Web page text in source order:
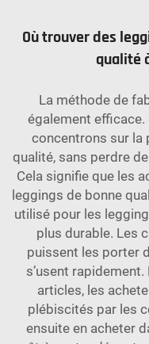
Où trouver des
qualité
La méthode de
également efficace.
concentrons sur la
qualité, sans perdre
Cela signifie que les
leggings de bonne
utilisé pour les
plus durable. Les
puissent les porter
s’usent
articles, les
plébiscités par les
ensuite en acheter